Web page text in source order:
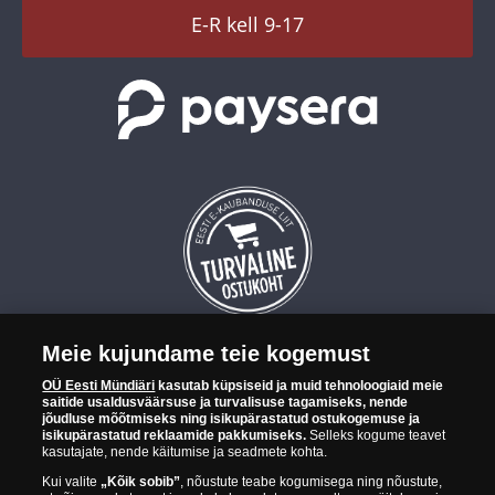
E-R kell 9-17
OÜ Eesti Mündiäri on maailma tuntumate rahapajade
kollektsioonimüntide ja -medalite levitaja Eestis. OÜ Eesti Mündiäri
kuulub ettevõttele "Samlerhuset Group“.
Euroopa ühel suuremal mündilevitajate grupil "Samlerhuset
Group" on allüksused 14 Euroopa riigis. Ettevõtete grupile kuulub
Norra vanim, endine riiklik rahapaja, mis tegutseb alates 1686.
Meie kujundame teie kogemust
OÜ Eesti Mündiäri kasutab küpsiseid ja muid tehnoloogiaid meie
saitide usaldusväärsuse ja turvalisuse tagamiseks, nende
jõudluse mõõtmiseks ning isikupärastatud ostukogemuse ja
isikupärastatud reklaamide pakkumiseks. Selleks kogume teavet
kasutajate, nende käitumise ja seadmete kohta.
Kui valite „Kõik sobib”, nõustute teabe kogumisega ning nõustute,